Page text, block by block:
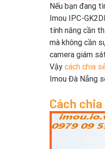
Nếu bạn đang
Imou IPC-
tính năng cần
mà không cần
camera giám
Vậy cách chia
Imou Đà Nẵng
Cách